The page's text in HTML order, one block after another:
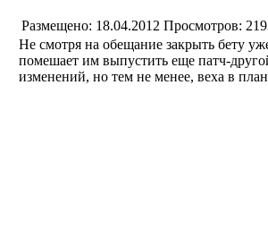
Размещено: 18.04.2012 Просмотров:
Не смотря на обещание закрыть бету
помешает им выпустить еще патч-
изменений, но тем не менее, веха в